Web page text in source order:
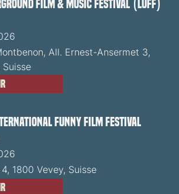
Film & Music Festival (LUFF)
All. Ernest-Ansermet 3,
Funny Film Festival
1800 Vevey, Suisse